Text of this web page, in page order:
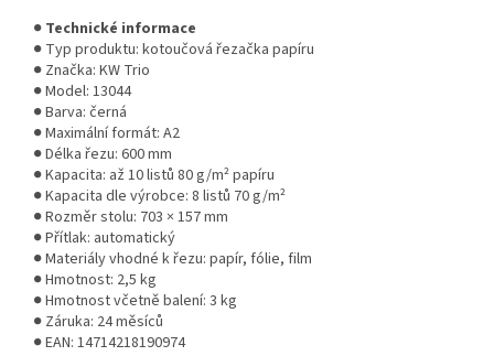
● Technické informace
● Typ produktu: kotoučová řezačka papíru
● Značka: KW Trio
● Model: 13044
● Barva: černá
● Maximální formát: A2
● Délka řezu: 600 mm
● Kapacita: až 10 listů 80 g/m² papíru
● Kapacita dle výrobce: 8 listů 70 g/m²
● Rozměr stolu: 703 × 157 mm
● Přítlak: automatický
● Materiály vhodné k řezu: papír, fólie, film
● Hmotnost: 2,5 kg
● Hmotnost včetně balení: 3 kg
● Záruka: 24 měsíců
● EAN: 14714218190974